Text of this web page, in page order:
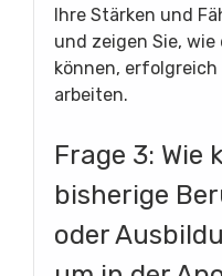
Ihre Stärken und
und zeigen Sie,
können,
arbeiten.
Frage 3: Wie
bisherige
oder